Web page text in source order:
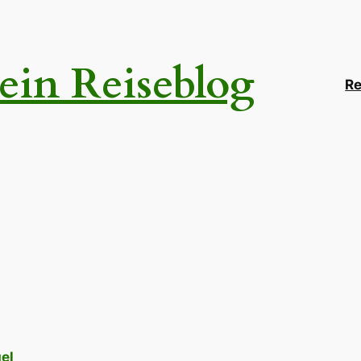
Reiseblog